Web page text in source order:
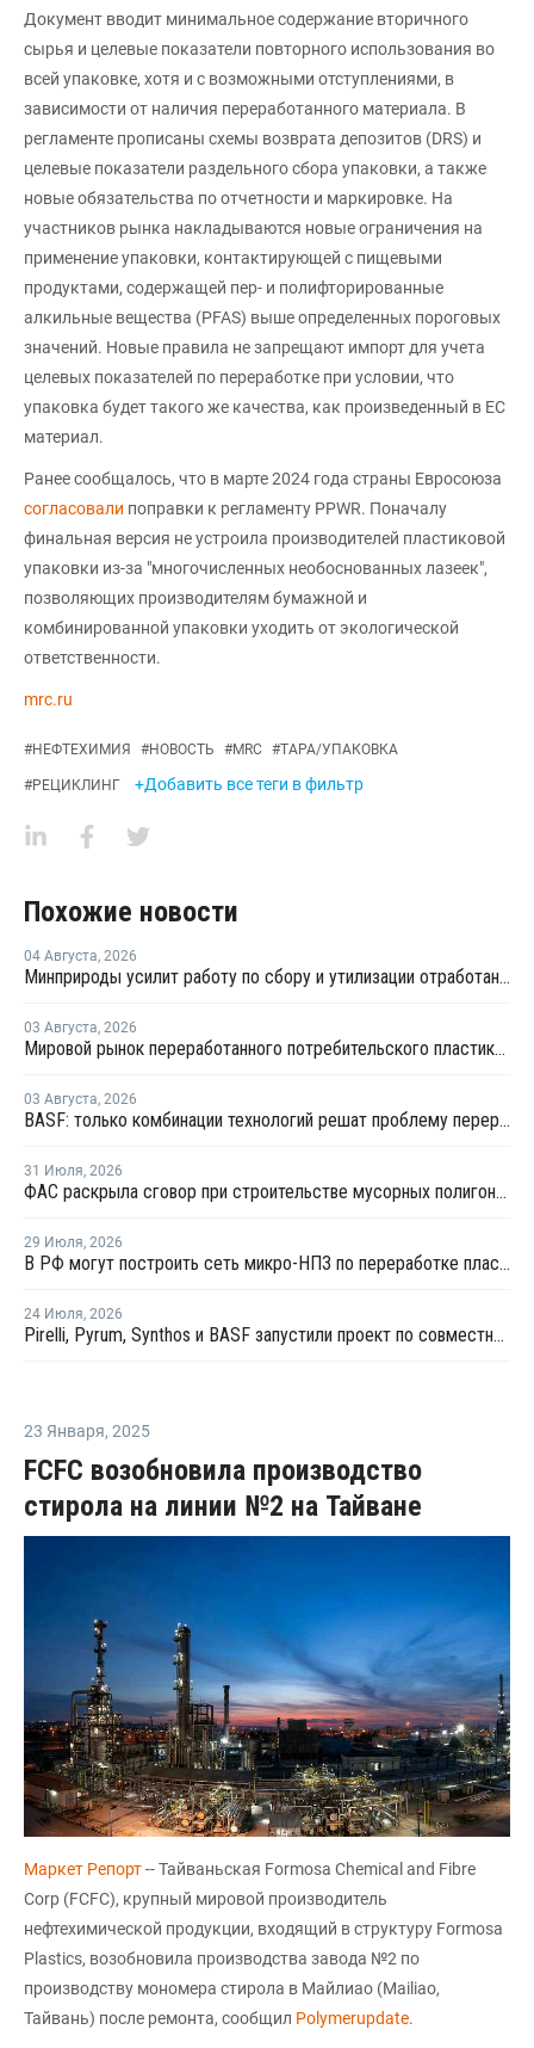
Документ вводит минимальное содержание вторичного
сырья и целевые показатели повторного использования во
всей упаковке, хотя и с возможными отступлениями, в
зависимости от наличия переработанного материала. В
регламенте прописаны схемы возврата депозитов (DRS) и
целевые показатели раздельного сбора упаковки, а также
новые обязательства по отчетности и маркировке. На
участников рынка накладываются новые ограничения на
применение упаковки, контактирующей с пищевыми
продуктами, содержащей пер- и полифторированные
алкильные вещества (PFAS) выше определенных пороговых
значений. Новые правила не запрещают импорт для учета
целевых показателей по переработке при условии, что
упаковка будет такого же качества, как произведенный в ЕС
материал.
Ранее сообщалось, что в марте 2024 года страны Евросоюза
согласовали поправки к регламенту PPWR. Поначалу
финальная версия не устроила производителей пластиковой
упаковки из-за "многочисленных необоснованных лазеек",
позволяющих производителям бумажной и
комбинированной упаковки уходить от экологической
ответственности.
mrc.ru
#НЕФТЕХИМИЯ #НОВОСТЬ #MRC #ТАРА/УПАКОВКА
#РЕЦИКЛИНГ +Добавить все теги в фильтр
Похожие новости
04 Августа, 2026
Минприроды усилит работу по сбору и утилизации отработанных шин
03 Августа, 2026
Мировой рынок переработанного потребительского пластика к 2033 году вырастет в два раза
03 Августа, 2026
BASF: только комбинации технологий решат проблему переработки инженерных пластиков
31 Июля, 2026
ФАС раскрыла сговор при строительстве мусорных полигонов на 14,9 млрд рублей
29 Июля, 2026
В РФ могут построить сеть микро-НПЗ по переработке пластика в бензин
24 Июля, 2026
Pirelli, Pyrum, Synthos и BASF запустили проект по совместной переработке шин
23 Января, 2025
FCFC возобновила производство
стирола на линии №2 на Тайване
Маркет Репорт-- Тайваньская Formosa Chemical and Fibre
Corp (FCFC), крупный мировой производитель
нефтехимической продукции, входящий в структуру Formosa
Plastics, возобновила производства завода №2 по
производству мономера стирола в Майлиао (Mailiao,
Тайвань) после ремонта, сообщил Polymerupdate.